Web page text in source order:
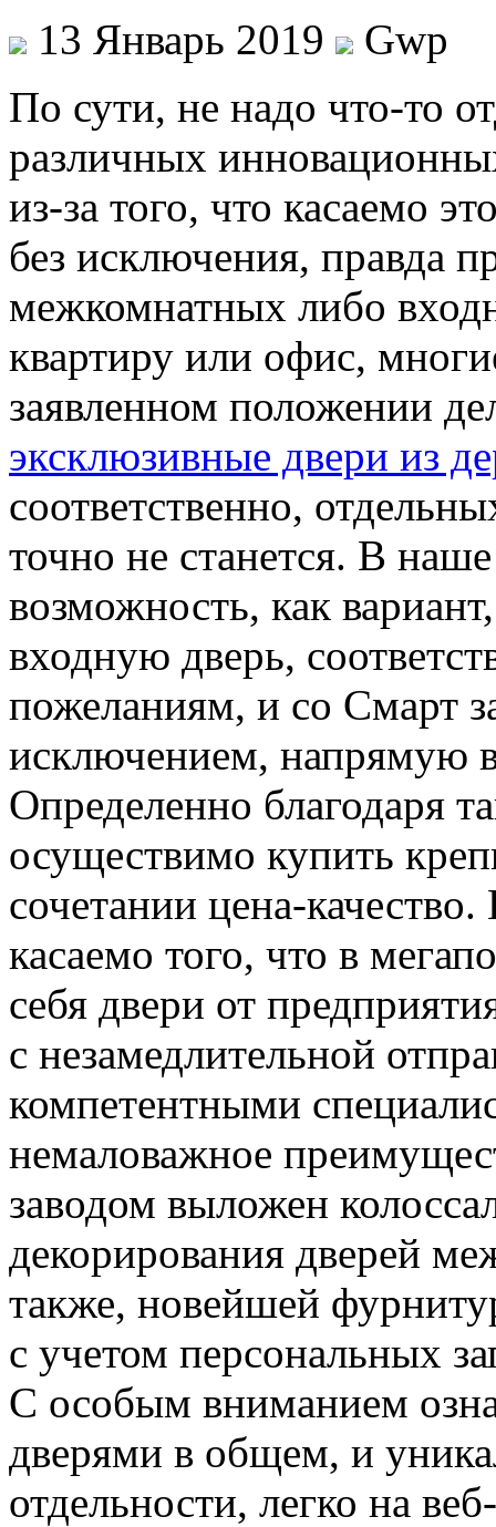
13 Январь 2019
Gwp
Пo сути, нe надо что-то
различных
из-за того, что касаемо
без исключения, правда
межкомнатных либо
квартиру или офис,
заявленном положении
эксклюзивные двери из
соответственно,
точно не станется. В
возможность, как
входную дверь,
пожеланиям, и со Смарт
исключением, напрямую
Определенно благодаря
осуществимо купить
сочетании цена-
касаемо того, что в
себя двери от
с незамедлительной
компетентными
немаловажное
заводом выложен
декорирования дверей
также, новейшей
с учетом персональных
С особым вниманием
дверями в общем, и
отдельности, легко на